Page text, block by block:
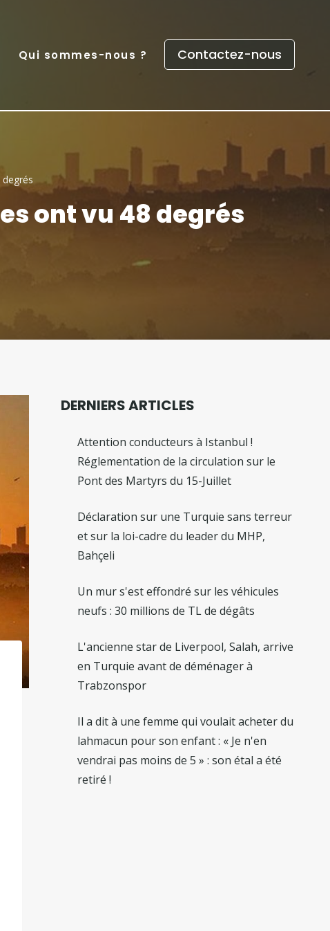
Qui sommes-nous ? Contactez-nous
ont vu 48 degrés
DERNIERS ARTICLES
Attention conducteurs à Istanbul !
Réglementation de la circulation sur le
Pont des Martyrs du 15-Juillet
Déclaration sur une Turquie sans terreur
et sur la loi-cadre du leader du MHP,
Bahçeli
Un mur s'est effondré sur les véhicules
neufs : 30 millions de TL de dégâts
L'ancienne star de Liverpool, Salah, arrive
en Turquie avant de déménager à
Trabzonspor
Il a dit à une femme qui voulait acheter du
lahmacun pour son enfant : « Je n'en
vendrai pas moins de 5 » : son étal a été
retiré !